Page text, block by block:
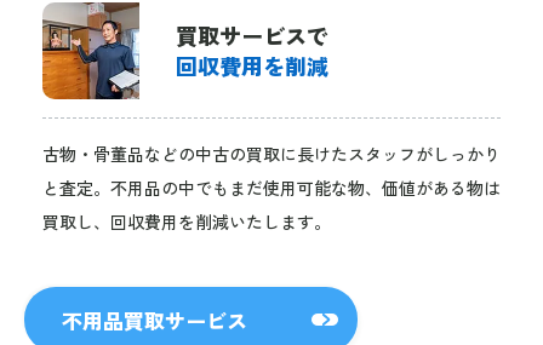
買取サービスで
回収費用を削減
古物・骨董品などの中古の買取に長けたスタッフがしっかり
と査定。不用品の中でもまだ使用可能な物、価値がある物は
買取し、回収費用を削減いたします。
不用品買取サービス